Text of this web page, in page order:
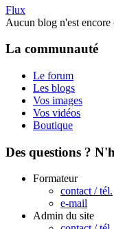
Flux
Aucun blog n'est encore
La communauté
Le forum
Les blogs
Vos images
Vos vidéos
Boutique
Des questions ?
Formateur
contact / tél.
e-mail
Admin du site